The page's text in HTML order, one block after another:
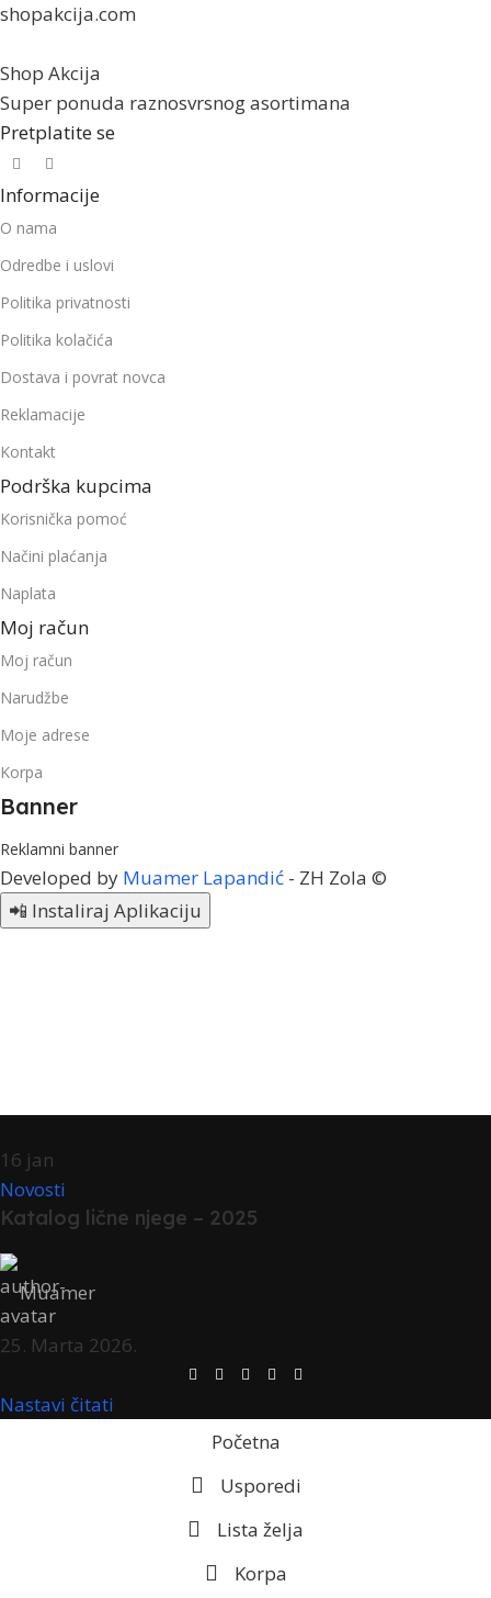
shopakcija.com
Shop Akcija
Super ponuda raznosvrsnog asortimana
Pretplatite se
Informacije
O nama
Odredbe i uslovi
Politika privatnosti
Politika kolačića
Dostava i povrat novca
Reklamacije
Kontakt
Podrška kupcima
Korisnička pomoć
Načini plaćanja
Naplata
Moj račun
Moj račun
Narudžbe
Moje adrese
Korpa
Banner
Reklamni banner
Developed by Muamer Lapandić - ZH Zola ©
📲 Instaliraj Aplikaciju
16 jan
Novosti
Katalog lične njege – 2025
Muamer
25. Marta 2026.
Nastavi čitati
Početna
Usporedi
Lista želja
Korpa